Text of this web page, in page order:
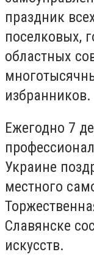
праздник
поселковых,
областных
избранников.
Ежегодно 7
Украине
местного
Славянске
искусств.